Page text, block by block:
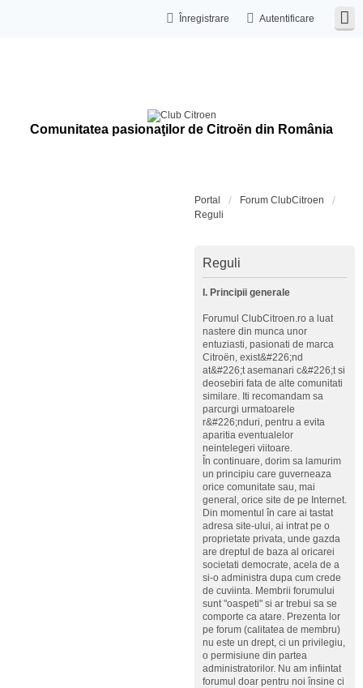
Autentificare
Înregistrare
Comunitatea pasionaţilor de Citroën din România
Portal
Forum ClubCitroen
Reguli
Reguli
I. Principii generale
Forumul ClubCitroen.ro a luat
nastere din munca unor
entuziasti, pasionati de marca
Citroën, exist&#226;nd
at&#226;t asemanari c&#226;t si
deosebiri fata de alte comunitati
similare. Iti recomandam sa
parcurgi urmatoarele
r&#226;nduri, pentru a evita
aparitia eventualelor
neintelegeri viitoare.
În continuare, dorim sa lamurim
un principiu care guverneaza
orice comunitate sau, mai
general, orice site de pe Internet.
Din momentul în care ai tastat
adresa site-ului, ai intrat pe o
proprietate privata, unde gazda
are dreptul de baza al oricarei
societati democrate, acela de a
si-o administra dupa cum crede
de cuviinta. Membrii forumului
sunt "oaspeti" si ar trebui sa se
comporte ca atare. Prezenta lor
pe forum (calitatea de membru)
nu este un drept, ci un privilegiu,
o permisiune din partea
administratorilor. Nu am infiintat
forumul doar pentru noi însine ci